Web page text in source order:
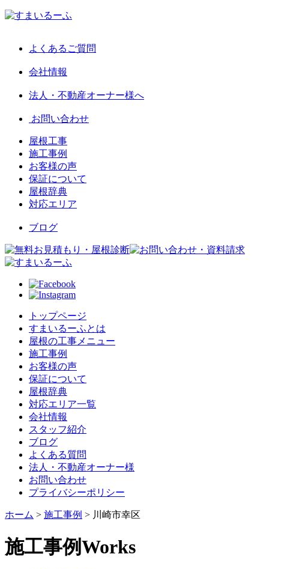
よくあるご質問
会社情報
法人・不動産オーナー様へ
お問い合わせ
屋根工事
施工事例
お客様の声
保証について
屋根辞典
対応エリア
ブログ
トップページ
すまいるーふとは
屋根の工事メニュー
施工事例
お客様の声
保証について
屋根辞典
対応エリア一覧
会社情報
スタッフ紹介
ブログ
よくある質問
法人・不動産オーナー様
お問い合わせ
プライバシーポリシー
ホーム > 施工事例 > 川崎市幸区
施工事例Works